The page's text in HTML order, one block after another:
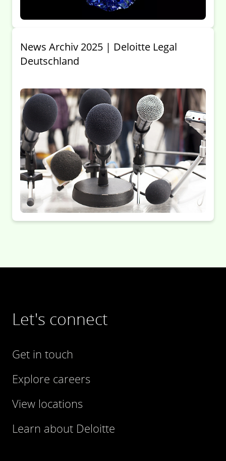
News Archiv 2025 | Deloitte Legal
Deutschland
Let's connect
Get in touch
Explore careers
View locations
Learn about Deloitte